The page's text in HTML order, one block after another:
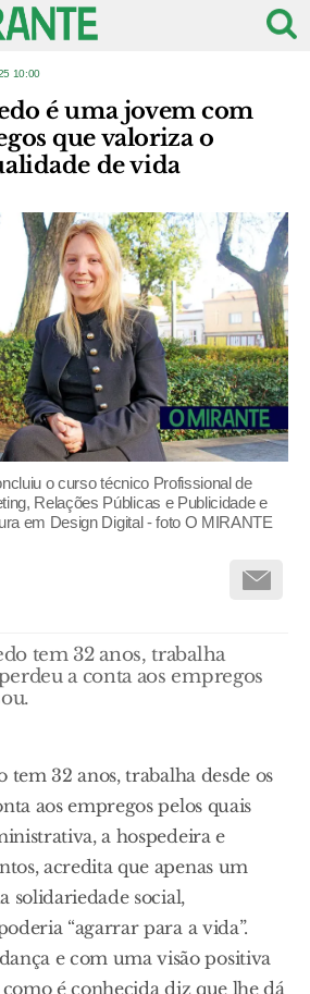
10:00
é uma jovem com
que valoriza o
de vida
o curso técnico Profissional de
Relações Públicas e Publicidade e
em Design Digital - foto O MIRANTE
tem 32 anos, trabalha
a conta aos empregos
tem 32 anos, trabalha desde os
aos empregos pelos quais
a hospedeira e
acredita que apenas um
solidariedade social,
“agarrar para a vida”.
e com uma visão positiva
é conhecida diz que lhe dá